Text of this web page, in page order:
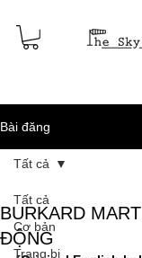
Bài đăng
Tất cả
Cơ bản
Trang bị
Tất cả
BURKARD
ĐỘNG